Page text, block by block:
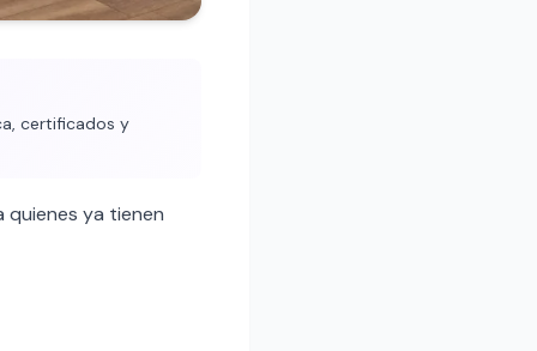
certificados y
ya tienen